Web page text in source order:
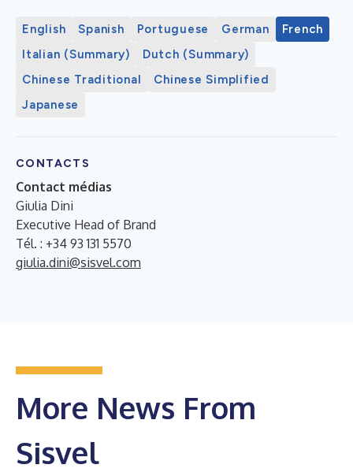
English Spanish Portuguese German
French
Italian (Summary)
Dutch (Summary)
Chinese Traditional
Chinese Simplified
Japanese
CONTACTS
Contact médias
Giulia Dini
Executive Head of Brand
Tél. : +34 93 131 5570
giulia.dini@sisvel.com
More News From
Sisvel